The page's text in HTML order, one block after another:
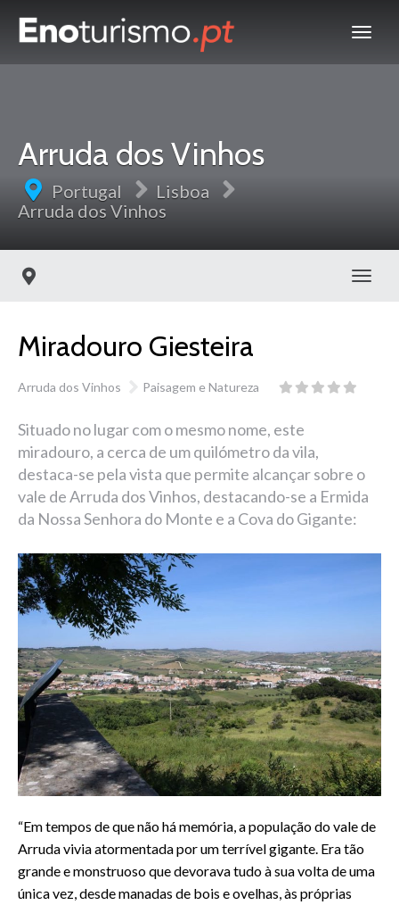
Arruda dos Vinhos
Portugal
Lisboa
Arruda dos Vinhos
Miradouro Giesteira
Arruda dos Vinhos Paisagem e Natureza
Situado no lugar com o mesmo nome, este
miradouro, a cerca de um quilómetro da vila,
destaca-se pela vista que permite alcançar sobre o
vale de Arruda dos Vinhos, destacando-se a Ermida
da Nossa Senhora do Monte e a Cova do Gigante:
“Em tempos de que não há memória, a população do vale de
Arruda vivia atormentada por um terrível gigante. Era tão
grande e monstruoso que devorava tudo à sua volta de uma
única vez, desde manadas de bois e ovelhas, às próprias